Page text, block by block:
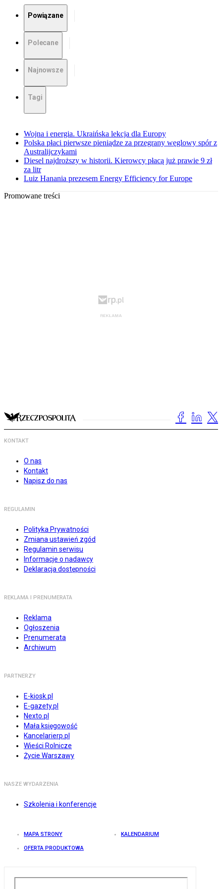
Powiązane
Polecane
Najnowsze
Tagi
Wojna i energia. Ukraińska lekcja dla Europy
Polska płaci pierwsze pieniądze za przegrany węglowy spór z
Australijczykami
Diesel najdroższy w historii. Kierowcy płacą już prawie 9 zł
za litr
Luiz Hanania prezesem Energy Efficiency for Europe
Promowane treści
KONTAKT
O nas
Kontakt
Napisz do nas
REGULAMIN
Polityka Prywatności
Zmiana ustawień zgód
Regulamin serwisu
Informacje o nadawcy
Deklaracja dostępności
REKLAMA I PRENUMERATA
Reklama
Ogłoszenia
Prenumerata
Archiwum
PARTNERZY
E-kiosk.pl
E-gazety.pl
Nexto.pl
Mała księgowość
Kancelarierp.pl
Wieści Rolnicze
Życie Warszawy
NASZE WYDARZENIA
Szkolenia i konferencje
MAPA STRONY KALENDARIUM
OFERTA PRODUKTOWA